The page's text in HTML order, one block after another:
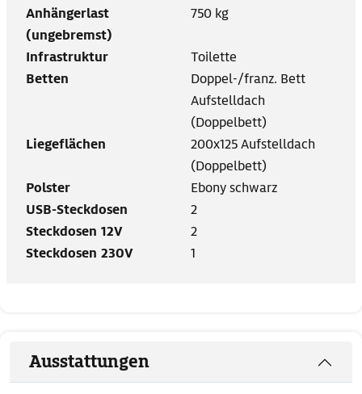
Anhängerlast
(ungebremst)
750 kg
Infrastruktur
Toilette
Betten
Doppel-/franz. Bett
Aufstelldach
(Doppelbett)
Liegeflächen
200x125 Aufstelldach
(Doppelbett)
Polster
Ebony schwarz
USB-Steckdosen
2
Steckdosen 12V
2
Steckdosen 230V
1
Ausstattungen